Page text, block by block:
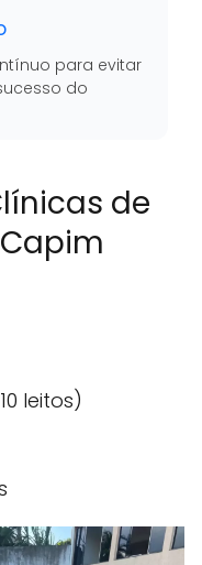
para evitar
do
de
leitos)